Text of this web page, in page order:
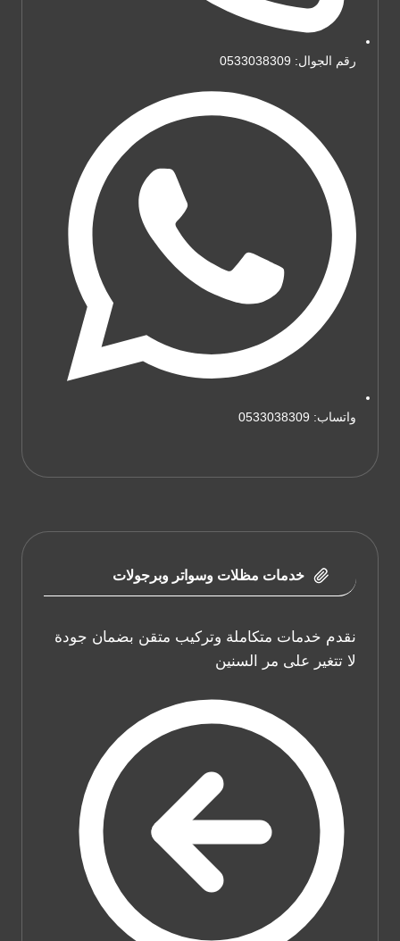
رقم الجوال: 0533038309
واتساب: 0533038309
خدمات مظلات وسواتر وبرجولات
نقدم خدمات متكاملة وتركيب متقن بضمان جودة
لا تتغير على مر السنين